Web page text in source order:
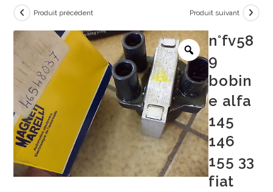
Produit précédent Produit suivant
n°fv58
9
bobin
e alfa
145
146
155 33
fiat